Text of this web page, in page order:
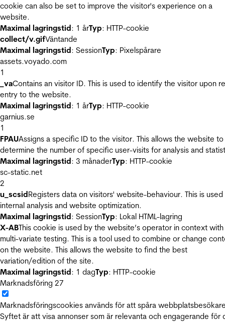
cookie can also be set to improve the visitor's experience on a
website.
Maximal lagringstid: 1 årTyp: HTTP-cookie
collect/v.gifVäntande
Maximal lagringstid: SessionTyp: Pixelspårare
assets.voyado.com
1
_vaContains an visitor ID. This is used to identify the visitor upon
entry to the website.
Maximal lagringstid: 1 årTyp: HTTP-cookie
garnius.se
1
FPAUAssigns a specific ID to the visitor. This allows the website to
determine the number of specific user-visits for analysis and
Maximal lagringstid: 3 månaderTyp: HTTP-cookie
sc-static.net
2
u_scsidRegisters data on visitors' website-behaviour. This is
internal analysis and website optimization.
Maximal lagringstid: SessionTyp: Lokal HTML-lagring
X-ABThis cookie is used by the website’s operator in context with
multi-variate testing. This is a tool used to combine or change
on the website. This allows the website to find the best
variation/edition of the site.
Maximal lagringstid: 1 dagTyp: HTTP-cookie
Marknadsföring 27
Marknadsföringscookies används för att spåra
Syftet är att visa annonser som är relevanta och engagerande för